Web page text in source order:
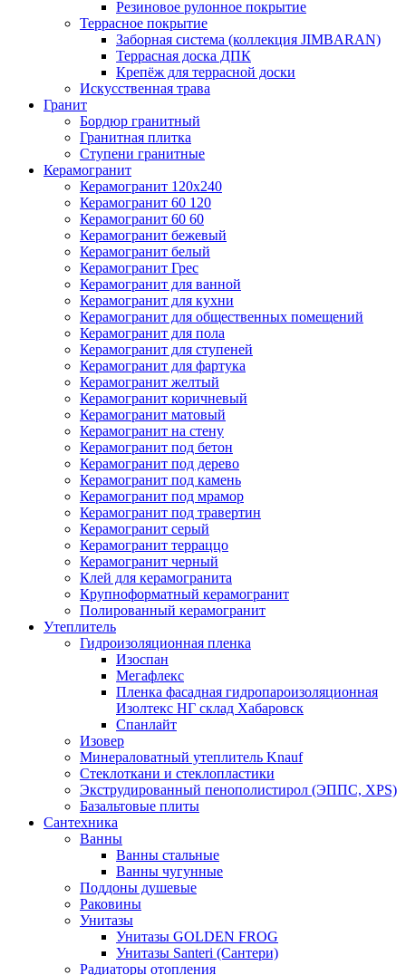
Резиновое рулонное покрытие
Террасное покрытие
Заборная система (коллекция JIMBARAN)
Террасная доска ДПК
Крепёж для террасной доски
Искусственная трава
Гранит
Бордюр гранитный
Гранитная плитка
Ступени гранитные
Керамогранит
Керамогранит 120х240
Керамогранит 60 120
Керамогранит 60 60
Керамогранит бежевый
Керамогранит белый
Керамогранит Грес
Керамогранит для ванной
Керамогранит для кухни
Керамогранит для общественных помещений
Керамогранит для пола
Керамогранит для ступеней
Керамогранит для фартука
Керамогранит желтый
Керамогранит коричневый
Керамогранит матовый
Керамогранит на стену
Керамогранит под бетон
Керамогранит под дерево
Керамогранит под камень
Керамогранит под мрамор
Керамогранит под травертин
Керамогранит серый
Керамогранит терраццо
Керамогранит черный
Клей для керамогранита
Крупноформатный керамогранит
Полированный керамогранит
Утеплитель
Гидроизоляционная пленка
Изоспан
Мегафлекс
Пленка фасадная гидропароизоляционная
Изолтекс НГ склад Хабаровск
Спанлайт
Изовер
Минераловатный утеплитель Knauf
Стеклоткани и стеклопластики
Экструдированный пенополистирол (ЭППС, XPS)
Базальтовые плиты
Сантехника
Ванны
Ванны стальные
Ванны чугунные
Поддоны душевые
Раковины
Унитазы
Унитазы GOLDEN FROG
Унитазы Santeri (Сантери)
Радиаторы отопления